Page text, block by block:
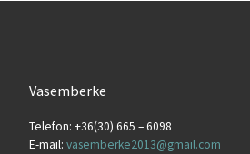
Vasemberke
Telefon: +36(30) 665 – 6098
E-mail: vasemberke2013@gmail.com